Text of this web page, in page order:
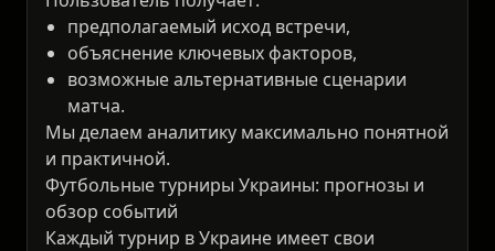
предполагаемый исход встречи,
объяснение ключевых факторов,
возможные альтернативные сценарии
матча.
Мы делаем аналитику максимально понятной
и практичной.
Футбольные турниры Украины: прогнозы и
обзор событий
Каждый турнир в Украине имеет свои